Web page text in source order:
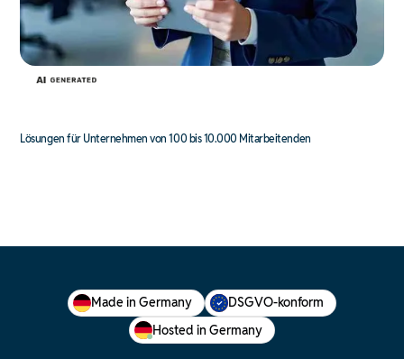
Lösungen für Unternehmen von 100 bis 10.000 Mitarbeitenden
Made in Germany
DSGVO-konform
Hosted in Germany